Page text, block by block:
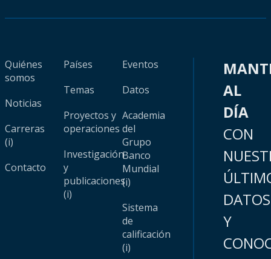
Quiénes
somos
Noticias
Carreras
(i)
Contacto
Países
Temas
Proyectos y
operaciones
Investigación
y
publicaciones
(i)
Eventos
Datos
Academia
del
Grupo
Banco
Mundial
(i)
Sistema
de
calificación
(i)
AL
DÍA
CON
DATOS
Y